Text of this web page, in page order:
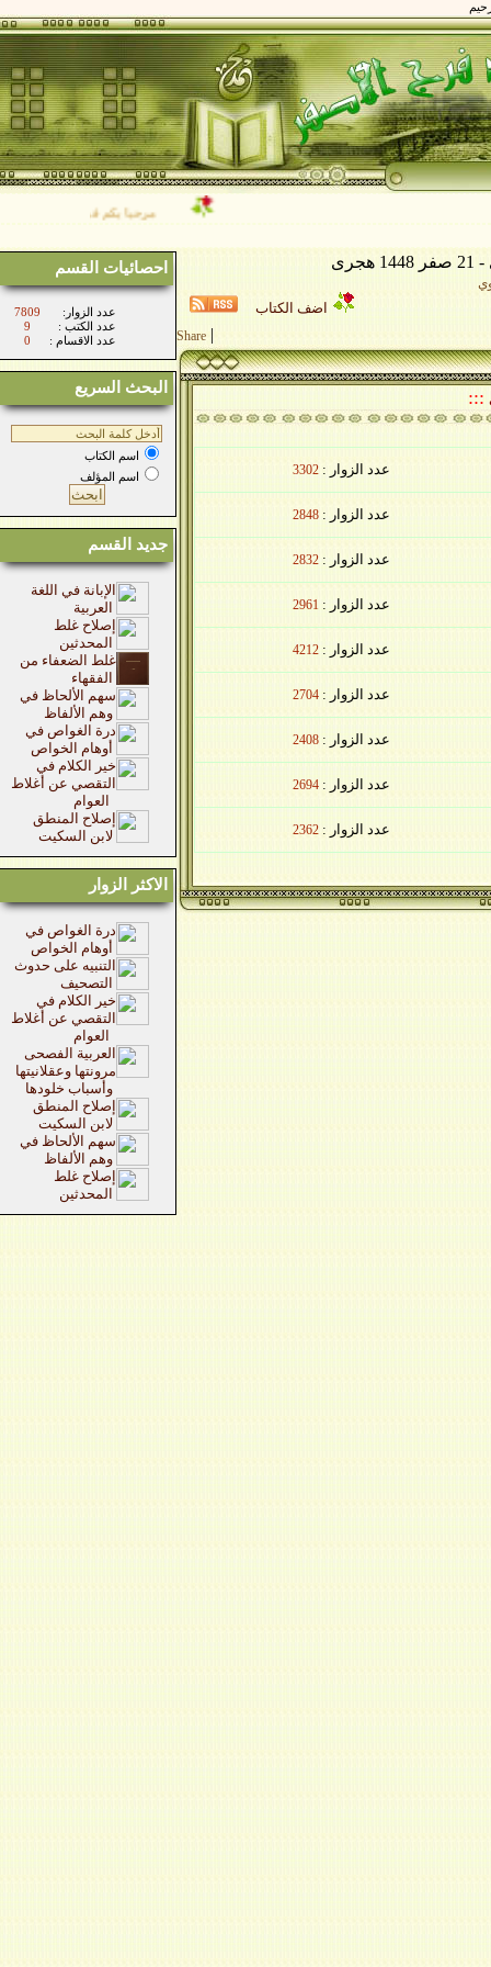
مرحبا بكم في موقع فضيلة الشيخ/
احصائيات القسم
7809
:عدد الزوار
: عدد الكتب
: عدد الاقسام
البحث السريع
اسم الكتاب
اسم المؤلف
جديد القسم
الإبانة في اللغة
إصلاح غلط
غلط الضعفاء من
سهم الألحاظ في
درة الغواص في
خير الكلام في
التقصي عن أغلاط
إصلاح المنطق
الاكثر الزوار
درة الغواص في
التنبيه على حدوث
خير الكلام في
التقصي عن أغلاط
العربية الفصحى
مرونتها وعقلانيتها
إصلاح المنطق
سهم الألحاظ في
إصلاح غلط
اضف الكتاب
Share
عدد الزوار :3302
عدد الزوار :2848
عدد الزوار :2832
عدد الزوار :2961
عدد الزوار :4212
عدد الزوار :2704
عدد الزوار :2408
عدد الزوار :2694
عدد الزوار :2362